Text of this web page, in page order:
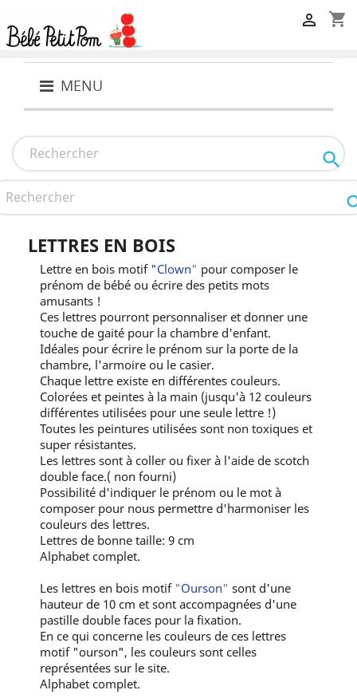
shopping_cart

MENU

LETTRES EN BOIS
Lettre en bois motif "Clown" pour composer le
prénom de bébé ou écrire des petits mots
amusants !
Ces lettres pourront personnaliser et donner une
touche de gaité pour la chambre d'enfant.
Idéales pour écrire le prénom sur la porte de la
chambre, l'armoire ou le casier.
Chaque lettre existe en différentes couleurs.
Colorées et peintes à la main (jusqu'à 12 couleurs
différentes utilisées pour une seule lettre !)
Toutes les peintures utilisées sont non toxiques et
super résistantes.
Les lettres sont à coller ou fixer à l'aide de scotch
double face.( non fourni)
Possibilité d'indiquer le prénom ou le mot à
composer pour nous permettre d'harmoniser les
couleurs des lettres.
Lettres de bonne taille: 9 cm
Alphabet complet.
Les lettres en bois motif "Ourson" sont d'une
hauteur de 10 cm et sont accompagnées d'une
pastille double faces pour la fixation.
En ce qui concerne les couleurs de ces lettres
motif "ourson", les couleurs sont celles
représentées sur le site.
Alphabet complet.